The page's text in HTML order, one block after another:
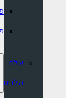
עולם
הילדים